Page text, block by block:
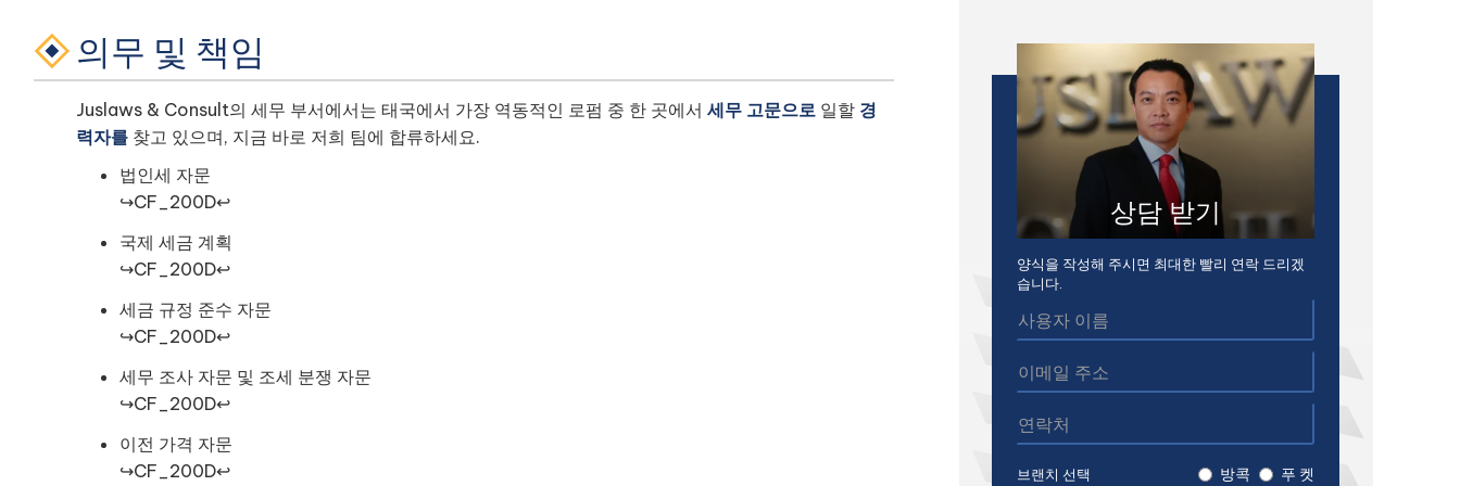
의무 및 책임
Juslaws & Consult의 세무 부서에서는 태국에서 가장 역동적인 로펌 중 한 곳에서 세무 고문으로 일할 경
력자를 찾고 있으며, 지금 바로 저희 팀에 합류하세요.
법인세 자문
↪CF_200D↩
국제 세금 계획
↪CF_200D↩
세금 규정 준수 자문
↪CF_200D↩
세무 조사 자문 및 조세 분쟁 자문
↪CF_200D↩
이전 가격 자문
↪CF_200D↩
상담 받기
양식을 작성해 주시면 최대한 빨리 연락 드리겠
습니다.
브랜치 선택 방콕 푸 켓